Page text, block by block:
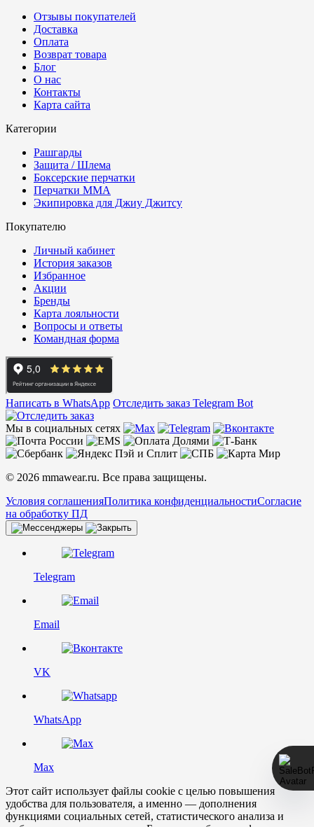
Отзывы покупателей
Доставка
Оплата
Возврат товара
Блог
О нас
Контакты
Карта сайта
Категории
Рашгарды
Защита / Шлема
Боксерские перчатки
Перчатки ММА
Экипировка для Джиу Джитсу
Покупателю
Личный кабинет
История заказов
Избранное
Акции
Бренды
Карта лояльности
Вопросы и ответы
Командная форма
Написать в WhatsApp Отследить заказ Telegram Bot
Мы в социальных сетях
© 2026 mmawear.ru. Все права защищены.
Условия соглашенияПолитика конфиденциальностиСогласие
на обработку ПД
Telegram
Email
VK
WhatsApp
Max
Этот сайт использует файлы cookie с целью повышения
удобства для пользователя, а именно — дополнения
функциями социальных сетей, статистического анализа и